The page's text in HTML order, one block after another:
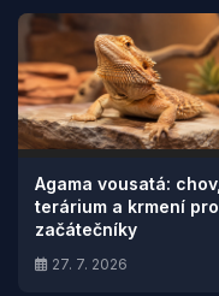
Agama vousatá: chov,
terárium a krmení pro
začátečníky
27. 7. 2026